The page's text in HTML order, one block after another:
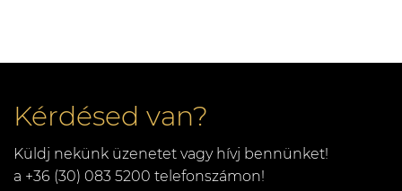
Kérdésed van?
Küldj nekünk üzenetet vagy hívj bennünket!
a +36 (30) 083 5200 telefonszámon!